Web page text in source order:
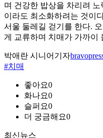
며 건강한 밥상을 차리려
이라도 최소화하려는 것이
서울 둘레길 걷기를 한다.
게 교류하며 치매가 가까이
박애란 시니어기자
#치매
좋아요0
화나요0
슬퍼요0
더 궁금해요0
최신뉴스